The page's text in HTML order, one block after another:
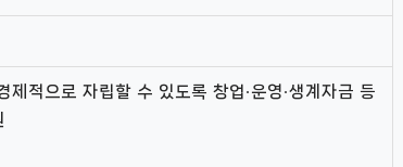
적으로 자립할 수 있도록 창업‧운영‧생계자금 등